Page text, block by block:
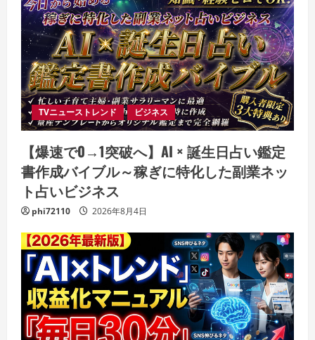
TVニューストレンド ビジネス
【爆速で0→1突破へ】AI × 誕生日占い鑑定
書作成バイブル～稼ぎに特化した副業ネッ
ト占いビジネス
phi72110 2026年8月4日